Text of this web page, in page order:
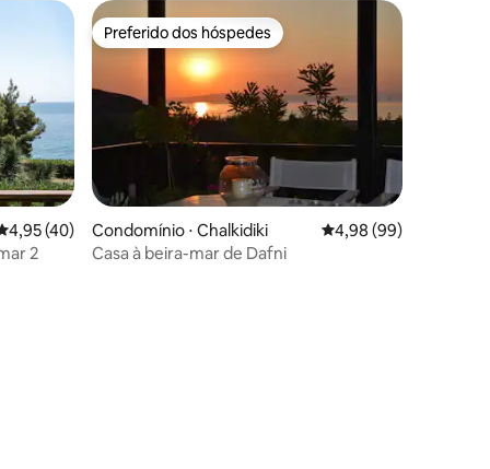
hóspedes
de uma avaliação média de 5, 40 avaliações
4,95 (40)
2
Preferido dos hóspedes
Preferido dos hóspedes
Condomínio ⋅ Chalkidiki 4,98 de uma
4,98 (99)
Casa à beira-mar de Dafni